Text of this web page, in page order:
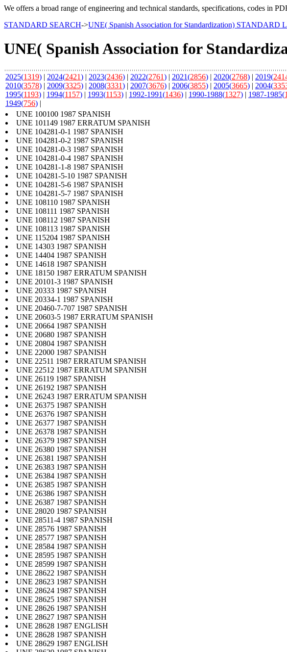
We offers a broad range of engineering and technical standards, specifications, codes in
STANDARD SEARCH->UNE( Spanish Association for Standardization) STANDARD
UNE( Spanish Association for
2025(1319) | 2024(2421) | 2023(2436) | 2022(2761) | 2021(2856) | 2020(2768) | 2019(
2010(3578) | 2009(3325) | 2008(3331) | 2007(3676) | 2006(3855) | 2005(3665) | 2004(
1995(1193) | 1994(1157) | 1993(1153) | 1992-1991(1436) | 1990-1988(1327) | 1987-1985(
1949(756) |
UNE 100100 1987 SPANISH
UNE 101149 1987 ERRATUM SPANISH
UNE 104281-0-1 1987 SPANISH
UNE 104281-0-2 1987 SPANISH
UNE 104281-0-3 1987 SPANISH
UNE 104281-0-4 1987 SPANISH
UNE 104281-1-8 1987 SPANISH
UNE 104281-5-10 1987 SPANISH
UNE 104281-5-6 1987 SPANISH
UNE 104281-5-7 1987 SPANISH
UNE 108110 1987 SPANISH
UNE 108111 1987 SPANISH
UNE 108112 1987 SPANISH
UNE 108113 1987 SPANISH
UNE 115204 1987 SPANISH
UNE 14303 1987 SPANISH
UNE 14404 1987 SPANISH
UNE 14618 1987 SPANISH
UNE 18150 1987 ERRATUM SPANISH
UNE 20101-3 1987 SPANISH
UNE 20333 1987 SPANISH
UNE 20334-1 1987 SPANISH
UNE 20460-7-707 1987 SPANISH
UNE 20603-5 1987 ERRATUM SPANISH
UNE 20664 1987 SPANISH
UNE 20680 1987 SPANISH
UNE 20804 1987 SPANISH
UNE 22000 1987 SPANISH
UNE 22511 1987 ERRATUM SPANISH
UNE 22512 1987 ERRATUM SPANISH
UNE 26119 1987 SPANISH
UNE 26192 1987 SPANISH
UNE 26243 1987 ERRATUM SPANISH
UNE 26375 1987 SPANISH
UNE 26376 1987 SPANISH
UNE 26377 1987 SPANISH
UNE 26378 1987 SPANISH
UNE 26379 1987 SPANISH
UNE 26380 1987 SPANISH
UNE 26381 1987 SPANISH
UNE 26383 1987 SPANISH
UNE 26384 1987 SPANISH
UNE 26385 1987 SPANISH
UNE 26386 1987 SPANISH
UNE 26387 1987 SPANISH
UNE 28020 1987 SPANISH
UNE 28511-4 1987 SPANISH
UNE 28576 1987 SPANISH
UNE 28577 1987 SPANISH
UNE 28584 1987 SPANISH
UNE 28595 1987 SPANISH
UNE 28599 1987 SPANISH
UNE 28622 1987 SPANISH
UNE 28623 1987 SPANISH
UNE 28624 1987 SPANISH
UNE 28625 1987 SPANISH
UNE 28626 1987 SPANISH
UNE 28627 1987 SPANISH
UNE 28628 1987 ENGLISH
UNE 28628 1987 SPANISH
UNE 28629 1987 ENGLISH